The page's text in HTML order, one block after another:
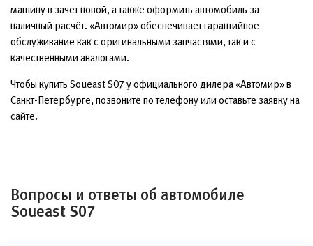
машину в зачёт новой, а также оформить автомобиль за
наличный расчёт. «Автомир» обеспечивает гарантийное
обслуживание как с оригинальными запчастями, так и с
качественными аналогами.
Чтобы купить Soueast S07 у официального дилера «Автомир» в
Санкт-Петербурге, позвоните по телефону или оставьте заявку на
сайте.
Вопросы и ответы об автомобиле
Soueast S07